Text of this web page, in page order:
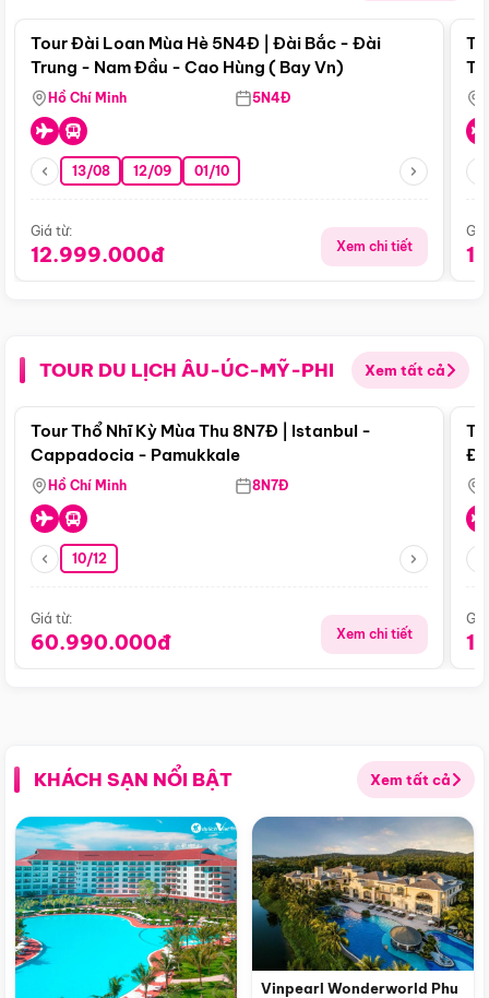
Tour Đài Loan Mùa Hè 5N4Đ | Đài Bắc - Đài
Trung - Nam Đầu - Cao Hùng ( Bay Vn)
Hồ Chí Minh 5N4Đ
13/08 12/09 01/10
Giá từ:
12.999.000đ Xem chi tiết
TOUR DU LỊCH ÂU-ÚC-MỸ-PHI Xem tất cả
Điểm nổi bật
Tour Thổ Nhĩ Kỳ Mùa Thu 8N7Đ | Istanbul -
Cappadocia - Pamukkale
Hồ Chí Minh 8N7Đ
10/12
Giá từ:
60.990.000đ Xem chi tiết
KHÁCH SẠN NỔI BẬT Xem tất cả
Vinpearl Wonderworld Phu